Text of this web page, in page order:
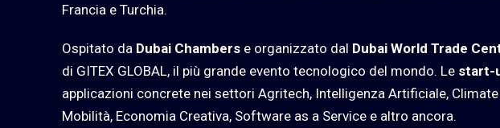
Francia e Turchia.
Ospitato da Dubai Chambers e organizzato dal Dubai World Trade
di GITEX GLOBAL, il più grande evento tecnologico del mondo. Le start-
applicazioni concrete nei settori Agritech, Intelligenza Artificiale, Climate
Mobilità, Economia Creativa, Software as a Service e altro ancora.